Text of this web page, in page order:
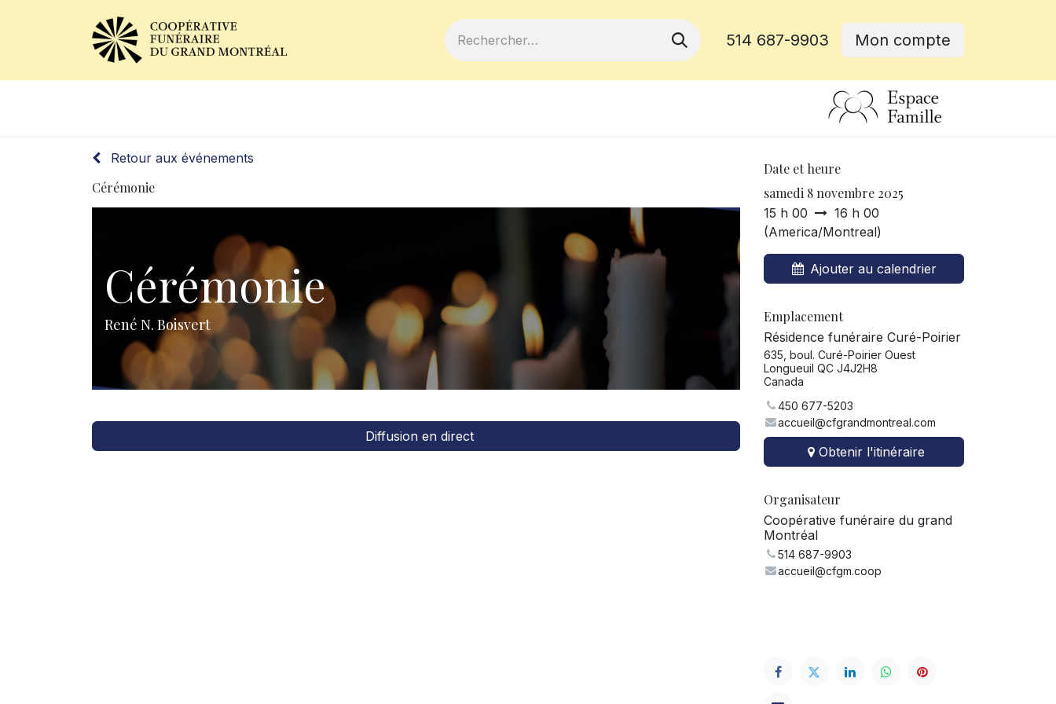
514 687-9903 Mon compte
Retour aux événements
Cérémonie
Cérémonie
René N. Boisvert
Diffusion en direct
Date et heure
samedi 8 novembre 2025
15 h 00
16 h 00
(America/Montreal)
Ajouter au calendrier
Emplacement
Résidence funéraire Curé-Poirier
635, boul. Curé-Poirier Ouest
Longueuil QC J4J2H8
Canada
450 677-5203
accueil@cfgrandmontreal.com
Obtenir l'itinéraire
Organisateur
Coopérative funéraire du grand
Montréal
514 687-9903
accueil@cfgm.coop